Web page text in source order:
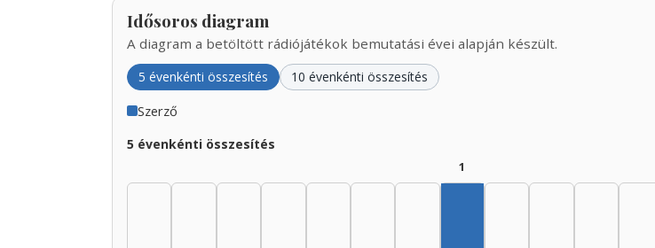
Idősoros diagram
A diagram a betöltött rádiójátékok bemutatási évei alapján készült.
5 évenkénti összesítés 10 évenkénti összesítés
Szerző
5 évenkénti összesítés
1